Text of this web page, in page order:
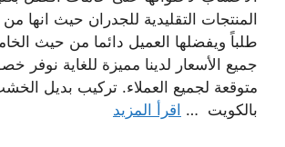
المنتجات التقليدية للجدران حيث انها من
طلباً ويفضلها العميل دائما من حيث
جميع الأسعار لدينا مميزة للغاية نوفر
متوقعة لجميع العملاء. تركيب بديل
بالكويت … اقرأ المزيد